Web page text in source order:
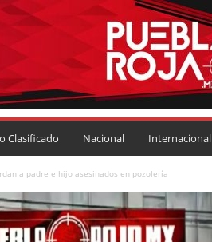
Clasificado Nacional Internacional
a padre e hijo asesinados en pozolería